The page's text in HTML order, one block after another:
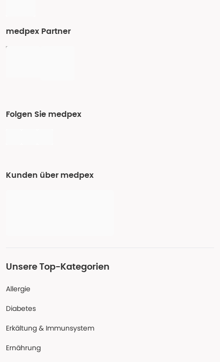
medpex Partner
Folgen Sie medpex
Kunden über medpex
Unsere Top-Kategorien
Allergie
Diabetes
Erkältung & Immunsystem
Ernährung